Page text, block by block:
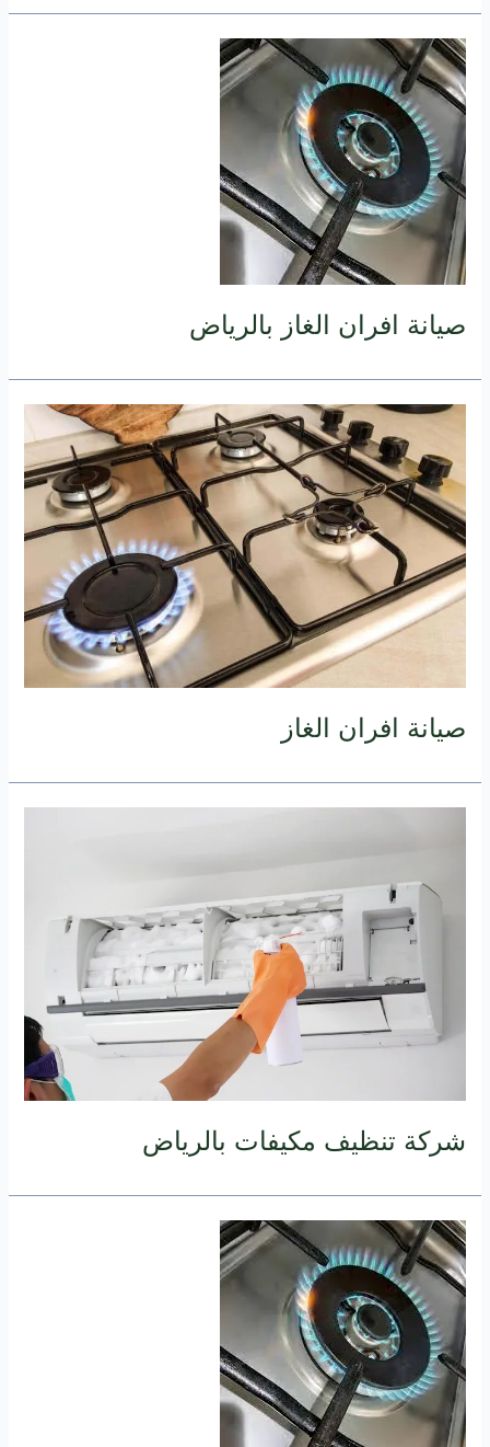
صيانة افران الغاز بالرياض
صيانة افران الغاز
شركة تنظيف مكيفات بالرياض